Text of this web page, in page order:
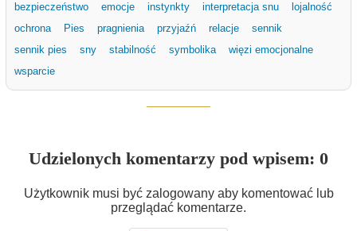
bezpieczeństwo emocje instynkty interpretacja snu
lojalność
ochrona
Pies pragnienia przyjaźń relacje
sennik
sennik pies
sny stabilność symbolika
więzi emocjonalne
wsparcie
Udzielonych komentarzy pod wpisem: 0
Użytkownik musi być zalogowany aby komentować lub
przeglądać komentarze.